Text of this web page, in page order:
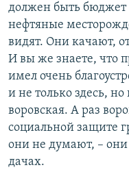
должен быть бюджет
нефтяные
видят. Они качают,
И вы же знаете, что
имел очень
и не только здесь,
воровская. А раз
социальной защите
они не думают, – они
дачах.